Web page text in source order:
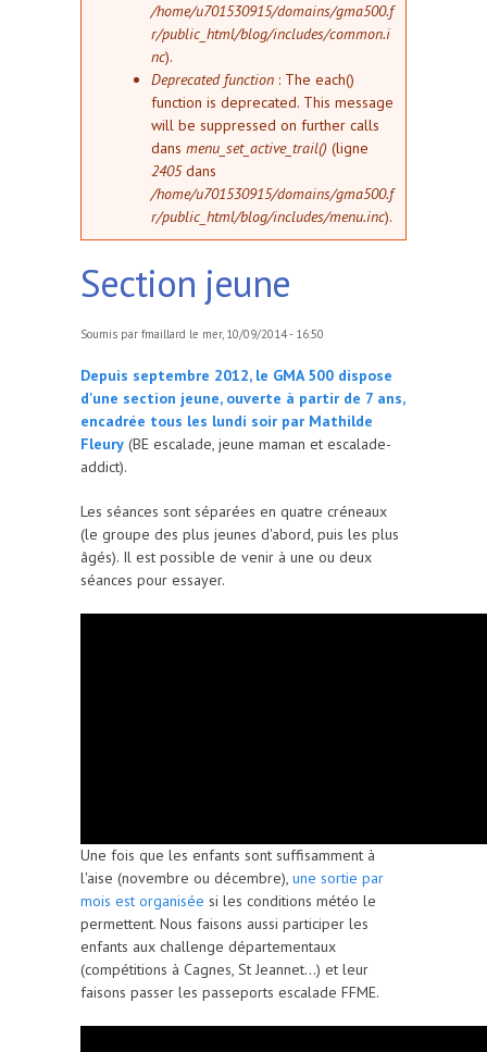
/home/u701530915/domains/gma500.f
r/public_html/blog/includes/common.i
nc).
Deprecated function : The each()
function is deprecated. This message
will be suppressed on further calls
dans menu_set_active_trail() (ligne
2405dans
/home/u701530915/domains/gma500.f
r/public_html/blog/includes/menu.inc).
Section jeune
Soumis par fmaillard le mer, 10/09/2014 - 16:50
Depuis septembre 2012, le GMA 500 dispose
d'une section jeune, ouverte à partir de 7 ans,
encadrée tous les lundi soir par Mathilde
Fleury (BE escalade, jeune maman et escalade-
addict).
Les séances sont séparées en quatre créneaux
(le groupe des plus jeunes d'abord, puis les plus
âgés). Il est possible de venir à une ou deux
séances pour essayer.
Une fois que les enfants sont suffisamment à
l'aise (novembre ou décembre), une sortie par
mois est organisée si les conditions météo le
permettent. Nous faisons aussi participer les
enfants aux challenge départementaux
(compétitions à Cagnes, St Jeannet...) et leur
faisons passer les passeports escalade FFME.